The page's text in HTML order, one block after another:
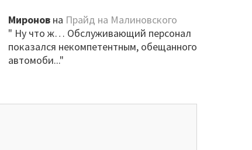
Мироновна Прайд на Малиновского
" Ну что ж… Обслуживающий персонал
показался некомпетентным, обещанного
автомоби..."